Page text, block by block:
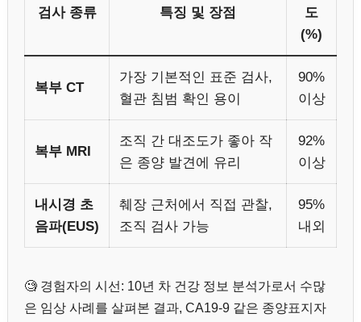
검사 종류 특징 및 장점
도
(%)
복부 CT
가장 기본적인 표준 검사,
혈관 침범 확인 용이
90%
이상
복부 MRI
조직 간 대조도가 좋아 작
은 종양 발견에 유리
92%
이상
내시경 초
음파(EUS)
췌장 근처에서 직접 관찰,
조직 검사 가능
95%
내외
🧐 경험자의 시선: 10년 차 건강 정보 분석가로서 수많
은 임상 사례를 살펴본 결과, CA19-9 같은 종양표지자